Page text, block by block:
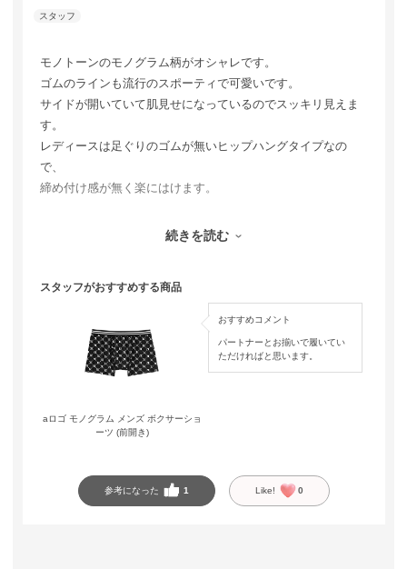
モノトーンのモノグラム柄がオシャレです。
ゴムのラインも流行のスポーティで可愛いです。
サイドが開いていて肌見せになっているのでスッキリ見えま
す。
レディースは足ぐりのゴムが無いヒップハングタイプなの
で、
締め付け感が無く楽にはけます。
続きを読む
スタッフがおすすめする商品
aロゴ モノグラム メンズ ボクサーショ
ーツ (前開き)
おすすめコメント
パートナーとお揃いで履いてい
ただければと思います。
参考になった 1 Like! 0